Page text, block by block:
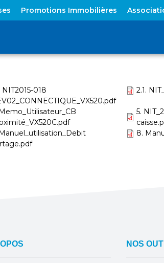
Aller
Promotions Immobilières
NIT2015-018
2.1.
5.
8.
NOS